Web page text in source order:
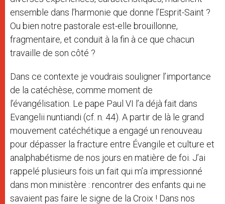
ensemble dans l’harmonie que donne l’Esprit-Saint ?
Ou bien notre pastorale est-elle brouillonne,
fragmentaire, et conduit à la fin à ce que chacun
travaille de son côté ?
Dans ce contexte je voudrais souligner l’importance
de la catéchèse, comme moment de
l’évangélisation. Le pape Paul VI l’a déjà fait dans
Evangelii nuntiandi (cf. n. 44). A partir de là le grand
mouvement catéchétique a engagé un renouveau
pour dépasser la fracture entre Évangile et culture et
analphabétisme de nos jours en matière de foi. J’ai
rappelé plusieurs fois un fait qui m’a impressionné
dans mon ministère : rencontrer des enfants qui ne
savaient pas faire le signe de la Croix ! Dans nos